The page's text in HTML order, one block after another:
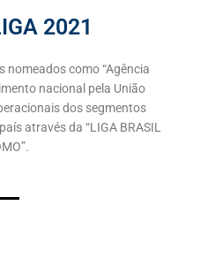
2021
nomeados como “Agência
nacional pela União
dos segmentos
através da “LIGA BRASIL